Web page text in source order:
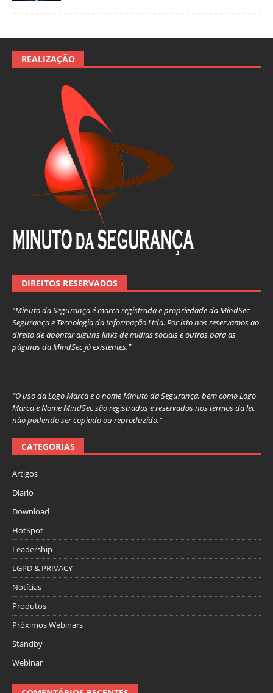
REALIZAÇÃO
DIREITOS RESERVADOS
“Minuto da Segurança é marca registrada e propriedade da MindSec
Segurança e Tecnologia da Informação Ltda. Por isto nos reservamos ao
direito de apontar alguns links de mídias sociais e outros para as
páginas da MindSec já existentes.”
“O uso da Logo Marca e o nome Minuto da Segurança, bem como Logo
Marca e Nome MindSec são registrados e reservados nos termos da lei,
não podendo ser copiado ou reproduzido.”
CATEGORIAS
Artigos
Diario
Download
HotSpot
Leadership
LGPD & PRIVACY
Notícias
Produtos
Próximos Webinars
Standby
Webinar